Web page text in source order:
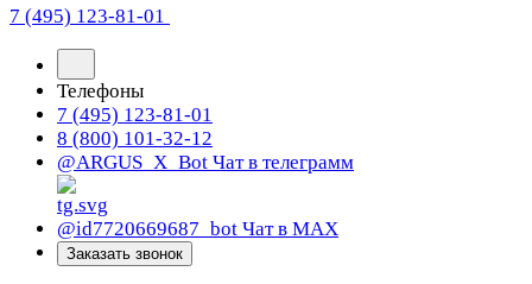
7 (495) 123-81-01
Телефоны
7 (495) 123-81-01
8 (800) 101-32-12
@ARGUS_X_Bot Чат в телеграмм
@id7720669687_bot Чат в МАХ
Заказать звонок